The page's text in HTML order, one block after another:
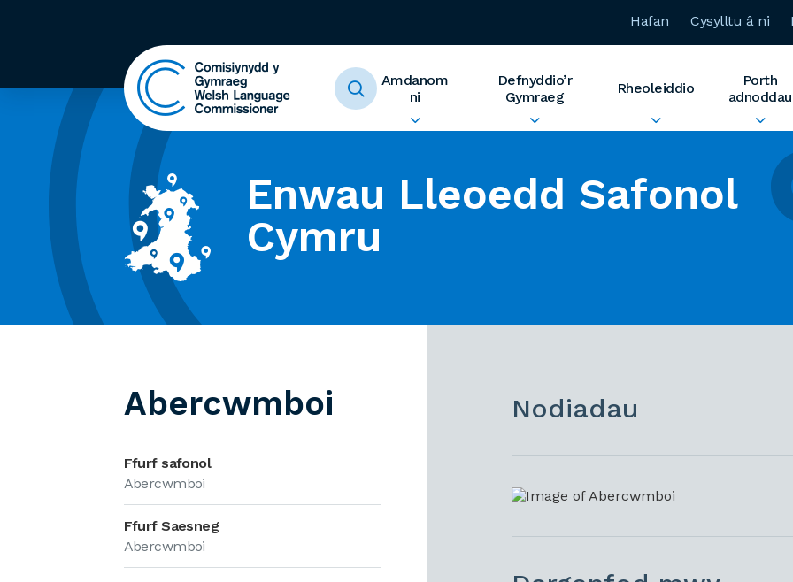
Hafan Cysylltu â ni
Amdanom
ni
Defnyddio’r
Gymraeg
Rheoleiddio
Porth
adnoddau
Enwau Lleoedd Safonol
Cymru
Abercwmboi
Ffurf safonol
Abercwmboi
Ffurf Saesneg
Abercwmboi
Nodiadau